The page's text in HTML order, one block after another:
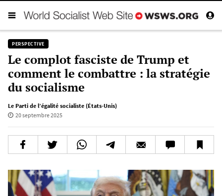
PERSPECTIVE
Le complot fasciste de Trump et
comment le combattre : la stratégie
du socialisme
Le Parti de l’égalité socialiste (États-Unis)
20 septembre 2025